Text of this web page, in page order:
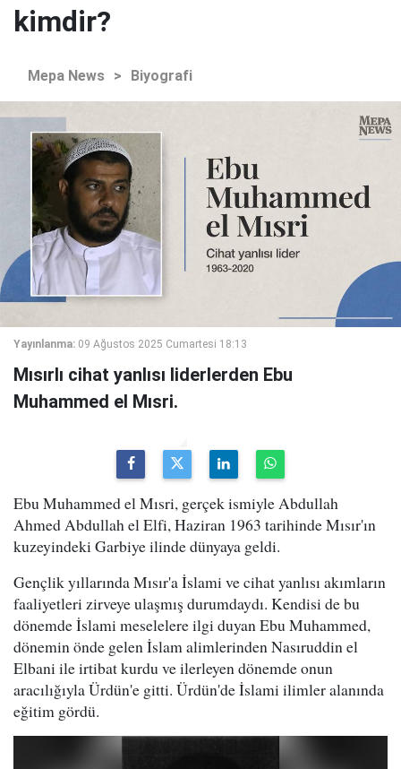
kimdir?
Mepa News > Biyografi
Yayınlanma: 09 Ağustos 2025 Cumartesi 18:13
Mısırlı cihat yanlısı liderlerden Ebu
Muhammed el Mısri.
Ebu Muhammed el Mısri, gerçek ismiyle Abdullah
Ahmed Abdullah el Elfi, Haziran 1963 tarihinde Mısır'ın
kuzeyindeki Garbiye ilinde dünyaya geldi.
Gençlik yıllarında Mısır'a İslami ve cihat yanlısı akımların
faaliyetleri zirveye ulaşmış durumdaydı. Kendisi de bu
dönemde İslami meselelere ilgi duyan Ebu Muhammed,
dönemin önde gelen İslam alimlerinden Nasıruddin el
Elbani ile irtibat kurdu ve ilerleyen dönemde onun
aracılığıyla Ürdün'e gitti. Ürdün'de İslami ilimler alanında
eğitim gördü.